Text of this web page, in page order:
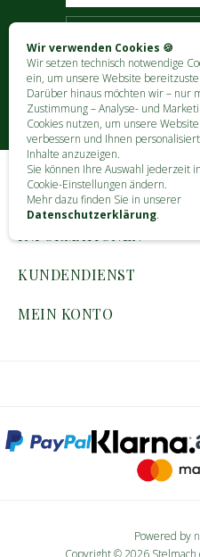
Wir verwenden Cookies 🍪
Wir setzen technisch notwendige
ein, um unsere Website
Darüber hinaus möchten wir – nur
Zustimmung – Analyse- und
Cookies nutzen, um unsere
verbessern und Ihnen
Inhalte anzuzeigen.
Sie können Ihre Auswahl jederzeit
Cookie-Einstellungen ändern.
Mehr dazu finden Sie in unserer
Datenschutzerklärung.
KONTAKT
INFORMATIONEN
KUNDENDIENST
MEIN KONTO
Powered by